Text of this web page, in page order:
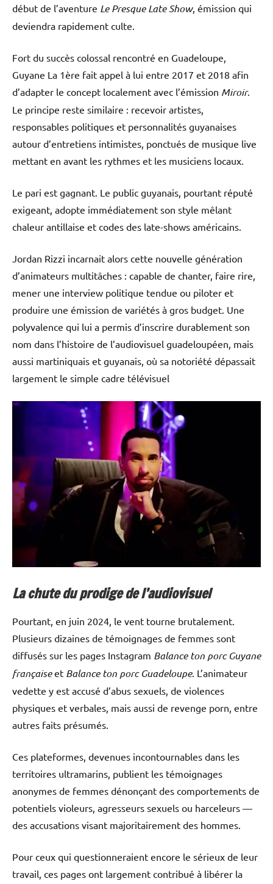
début de l’aventure Le Presque Late Show, émission qui
deviendra rapidement culte.
Fort du succès colossal rencontré en Guadeloupe,
Guyane La 1ère fait appel à lui entre 2017 et 2018 afin
d’adapter le concept localement avec l’émission Miroir.
Le principe reste similaire : recevoir artistes,
responsables politiques et personnalités guyanaises
autour d’entretiens intimistes, ponctués de musique live
mettant en avant les rythmes et les musiciens locaux.
Le pari est gagnant. Le public guyanais, pourtant réputé
exigeant, adopte immédiatement son style mêlant
chaleur antillaise et codes des late-shows américains.
Jordan Rizzi incarnait alors cette nouvelle génération
d’animateurs multitâches : capable de chanter, faire rire,
mener une interview politique tendue ou piloter et
produire une émission de variétés à gros budget. Une
polyvalence qui lui a permis d’inscrire durablement son
nom dans l’histoire de l’audiovisuel guadeloupéen, mais
aussi martiniquais et guyanais, où sa notoriété dépassait
largement le simple cadre télévisuel
La chute du prodige de l’audiovisuel
Pourtant, en juin 2024, le vent tourne brutalement.
Plusieurs dizaines de témoignages de femmes sont
diffusés sur les pages Instagram Balance ton porc Guyane
françaiseet Balance ton porc Guadeloupe. L’animateur
vedette y est accusé d’abus sexuels, de violences
physiques et verbales, mais aussi de revenge porn, entre
autres faits présumés.
Ces plateformes, devenues incontournables dans les
territoires ultramarins, publient les témoignages
anonymes de femmes dénonçant des comportements de
potentiels violeurs, agresseurs sexuels ou harceleurs —
des accusations visant majoritairement des hommes.
Pour ceux qui questionneraient encore le sérieux de leur
travail, ces pages ont largement contribué à libérer la